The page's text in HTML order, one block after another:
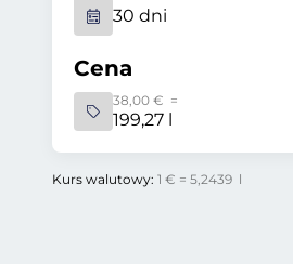
30 dni
Cena
38,00 € =
199,27 l
Kurs walutowy: 1 € = 5,2439 l